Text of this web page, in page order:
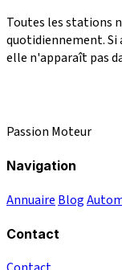
Toutes les stations
quotidiennement. Si
elle n'apparaît pas
Passion Moteur
Navigation
Annuaire Blog
Contact